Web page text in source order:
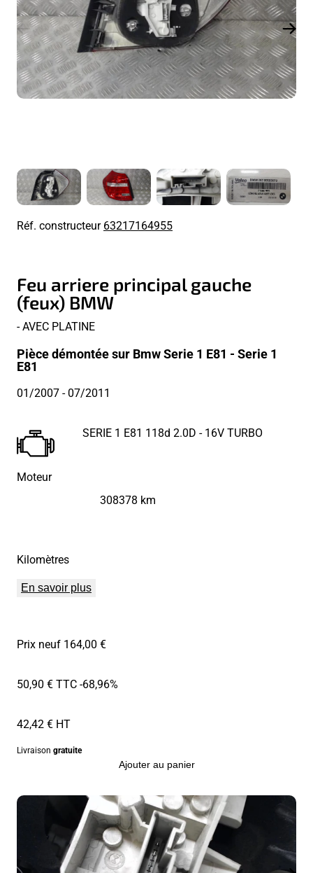
Réf. constructeur63217164955
Feu arriere principal gauche
(feux) BMW
- AVEC PLATINE
Pièce démontée sur Bmw Serie 1 E81 - Serie 1
E81
01/2007- 07/2011
Moteur
SERIE 1 E81 118d 2.0D - 16V TURBO
Kilomètres
308378 km
En savoir plus
Prix neuf 164,00 €
50,90 € TTC-68,96%
42,42 € HT
Livraison gratuite
Ajouter au panier